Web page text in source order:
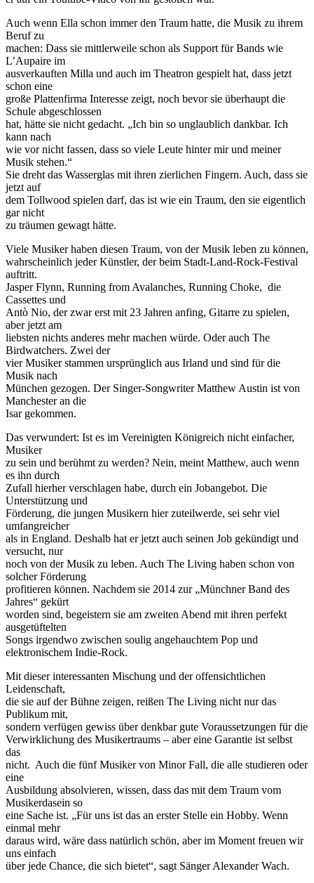
Auch wenn Ella schon immer den Traum hatte, die Musik zu ihrem
Beruf zu
machen: Dass sie mittlerweile schon als Support für Bands wie
L’Aupaire im
ausverkauften Milla und auch im Theatron gespielt hat, dass jetzt
schon eine
große Plattenfirma Interesse zeigt, noch bevor sie überhaupt die
Schule abgeschlossen
hat, hätte sie nicht gedacht. „Ich bin so unglaublich dankbar. Ich
kann nach
wie vor nicht fassen, dass so viele Leute hinter mir und meiner
Musik stehen.“
Sie dreht das Wasserglas mit ihren zierlichen Fingern. Auch, dass sie
jetzt auf
dem Tollwood spielen darf, das ist wie ein Traum, den sie eigentlich
gar nicht
zu träumen gewagt hätte.
Viele Musiker haben diesen Traum, von der Musik leben zu können,
wahrscheinlich jeder Künstler, der beim Stadt-Land-Rock-Festival
auftritt.
Jasper Flynn, Running from Avalanches, Running Choke, die
Cassettes und
Antò Nio, der zwar erst mit 23 Jahren anfing, Gitarre zu spielen,
aber jetzt am
liebsten nichts anderes mehr machen würde. Oder auch The
Birdwatchers. Zwei der
vier Musiker stammen ursprünglich aus Irland und sind für die
Musik nach
München gezogen. Der Singer-Songwriter Matthew Austin ist von
Manchester an die
Isar gekommen.
Das verwundert: Ist es im Vereinigten Königreich nicht einfacher,
Musiker
zu sein und berühmt zu werden? Nein, meint Matthew, auch wenn
es ihn durch
Zufall hierher verschlagen habe, durch ein Jobangebot. Die
Unterstützung und
Förderung, die jungen Musikern hier zuteilwerde, sei sehr viel
umfangreicher
als in England. Deshalb hat er jetzt auch seinen Job gekündigt und
versucht, nur
noch von der Musik zu leben. Auch The Living haben schon von
solcher Förderung
profitieren können. Nachdem sie 2014 zur „Münchner Band des
Jahres“ gekürt
worden sind, begeistern sie am zweiten Abend mit ihren perfekt
ausgetüftelten
Songs irgendwo zwischen soulig angehauchtem Pop und
elektronischem Indie-Rock.
Mit dieser interessanten Mischung und der offensichtlichen
Leidenschaft,
die sie auf der Bühne zeigen, reißen The Living nicht nur das
Publikum mit,
sondern verfügen gewiss über denkbar gute Voraussetzungen für die
Verwirklichung des Musikertraums – aber eine Garantie ist selbst
das
nicht. Auch die fünf Musiker von Minor Fall, die alle studieren oder
eine
Ausbildung absolvieren, wissen, dass das mit dem Traum vom
Musikerdasein so
eine Sache ist. „Für uns ist das an erster Stelle ein Hobby. Wenn
einmal mehr
daraus wird, wäre dass natürlich schön, aber im Moment freuen wir
uns einfach
über jede Chance, die sich bietet“, sagt Sänger Alexander Wach.